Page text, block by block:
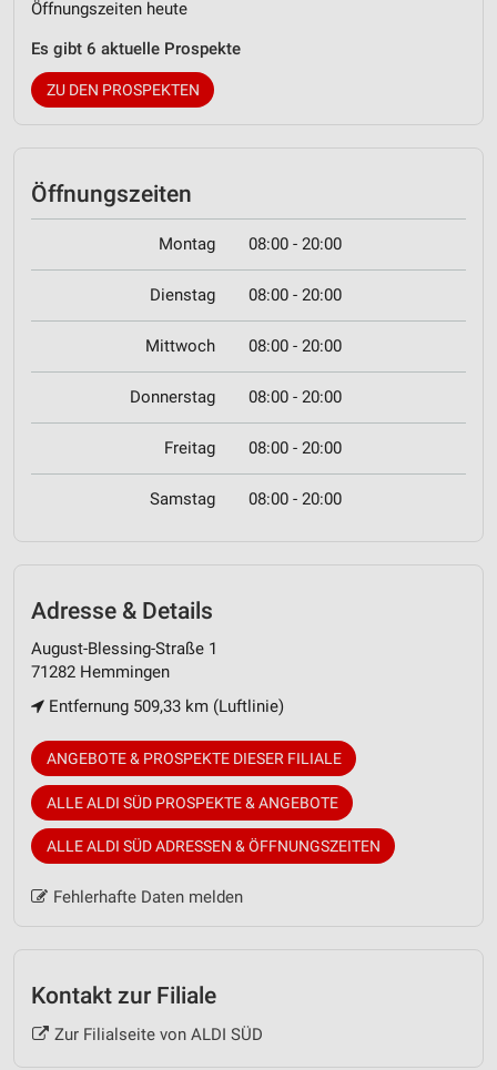
Öffnungszeiten heute
Es gibt 6 aktuelle Prospekte
ZU DEN PROSPEKTEN
Öffnungszeiten
Montag 08:00 - 20:00
Dienstag 08:00 - 20:00
Mittwoch 08:00 - 20:00
Donnerstag 08:00 - 20:00
Freitag 08:00 - 20:00
Samstag 08:00 - 20:00
Adresse & Details
August-Blessing-Straße 1
71282 Hemmingen
Entfernung 509,33 km (Luftlinie)
ANGEBOTE & PROSPEKTE DIESER FILIALE
ALLE ALDI SÜD PROSPEKTE & ANGEBOTE
ALLE ALDI SÜD ADRESSEN & ÖFFNUNGSZEITEN
Fehlerhafte Daten melden
Kontakt zur Filiale
Zur Filialseite von ALDI SÜD